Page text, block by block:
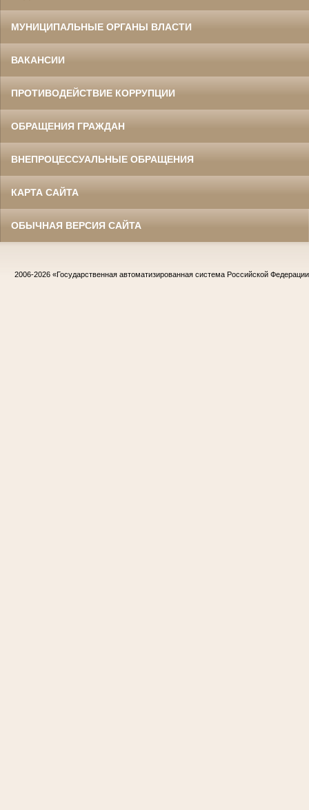
МУНИЦИПАЛЬНЫЕ ОРГАНЫ ВЛАСТИ
ВАКАНСИИ
ПРОТИВОДЕЙСТВИЕ КОРРУПЦИИ
ОБРАЩЕНИЯ ГРАЖДАН
ВНЕПРОЦЕССУАЛЬНЫЕ ОБРАЩЕНИЯ
КАРТА САЙТА
ОБЫЧНАЯ ВЕРСИЯ САЙТА
2006-2026 «Государственная автоматизированная система Российской